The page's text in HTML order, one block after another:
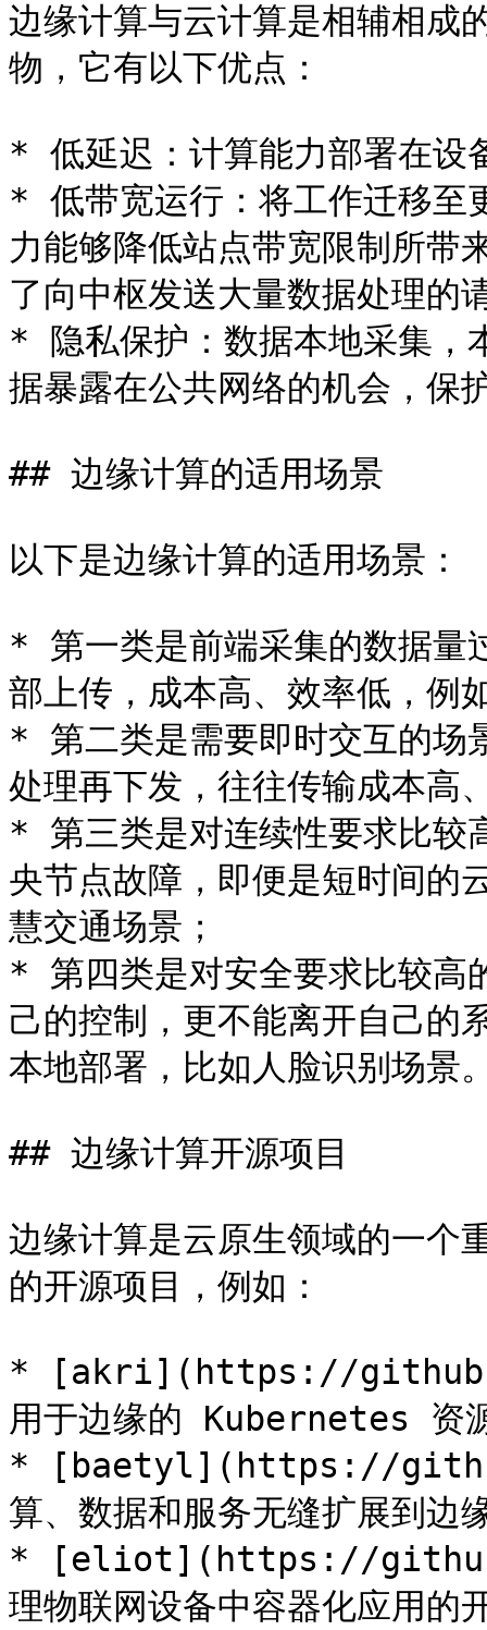
边缘计算与云计算是相辅相成
物，它有以下优点：
* 低延迟：计算能力部署在设
* 低带宽运行：将工作迁移至
力能够降低站点带宽限制所带
了向中枢发送大量数据处理的
* 隐私保护：数据本地采集，
据暴露在公共网络的机会，保
## 边缘计算的适用场景
以下是边缘计算的适用场景：
* 第一类是前端采集的数据量
部上传，成本高、效率低，例
* 第二类是需要即时交互的场
处理再下发，往往传输成本高
* 第三类是对连续性要求比较
央节点故障，即便是短时间的
慧交通场景；
* 第四类是对安全要求比较高
己的控制，更不能离开自己的
本地部署，比如人脸识别场景
## 边缘计算开源项目
边缘计算是云原生领域的一个
的开源项目，例如：
* [akri](https://
用于边缘的 Kubernetes 资
* [baetyl](https://
算、数据和服务无缝扩展到边
* [eliot](https://
理物联网设备中容器化应用的